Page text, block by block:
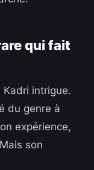
qui fait
Kadri intrigue.
du genre à
expérience,
son